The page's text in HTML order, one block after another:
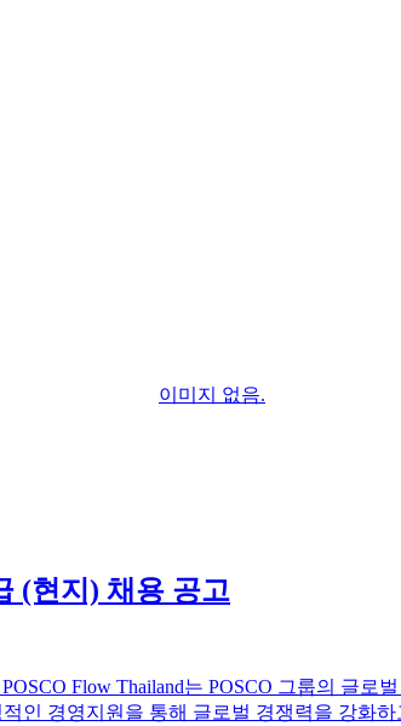
이미지 없음.
(현지) 채용 공고
Flow Thailand는 POSCO 그룹의 글
경영지원을 통해 글로벌 경쟁력을 강화하